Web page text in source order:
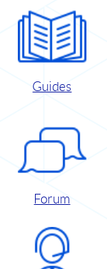
Guides
Forum